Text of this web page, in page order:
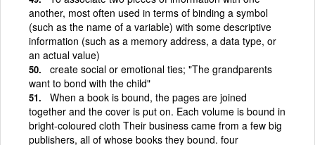
another, most often used in terms of binding a symbol
(such as the name of a variable) with some descriptive
information (such as a memory address, a data type, or
an actual value)
create social or emotional ties; "The grandparents
want to bond with the child"
When a book is bound, the pages are joined
together and the cover is put on. Each volume is bound in
bright-coloured cloth Their business came from a few big
publishers, all of whose books they bound. four